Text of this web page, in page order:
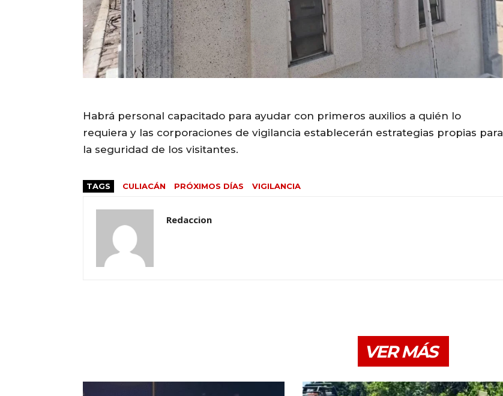
Habrá personal capacitado para ayudar con primeros auxilios a quién lo
requiera y las corporaciones de vigilancia establecerán estrategias propias para
la seguridad de los visitantes.
TAGS CULIACÁN PRÓXIMOS DÍAS VIGILANCIA
Redaccion
VER MÁS